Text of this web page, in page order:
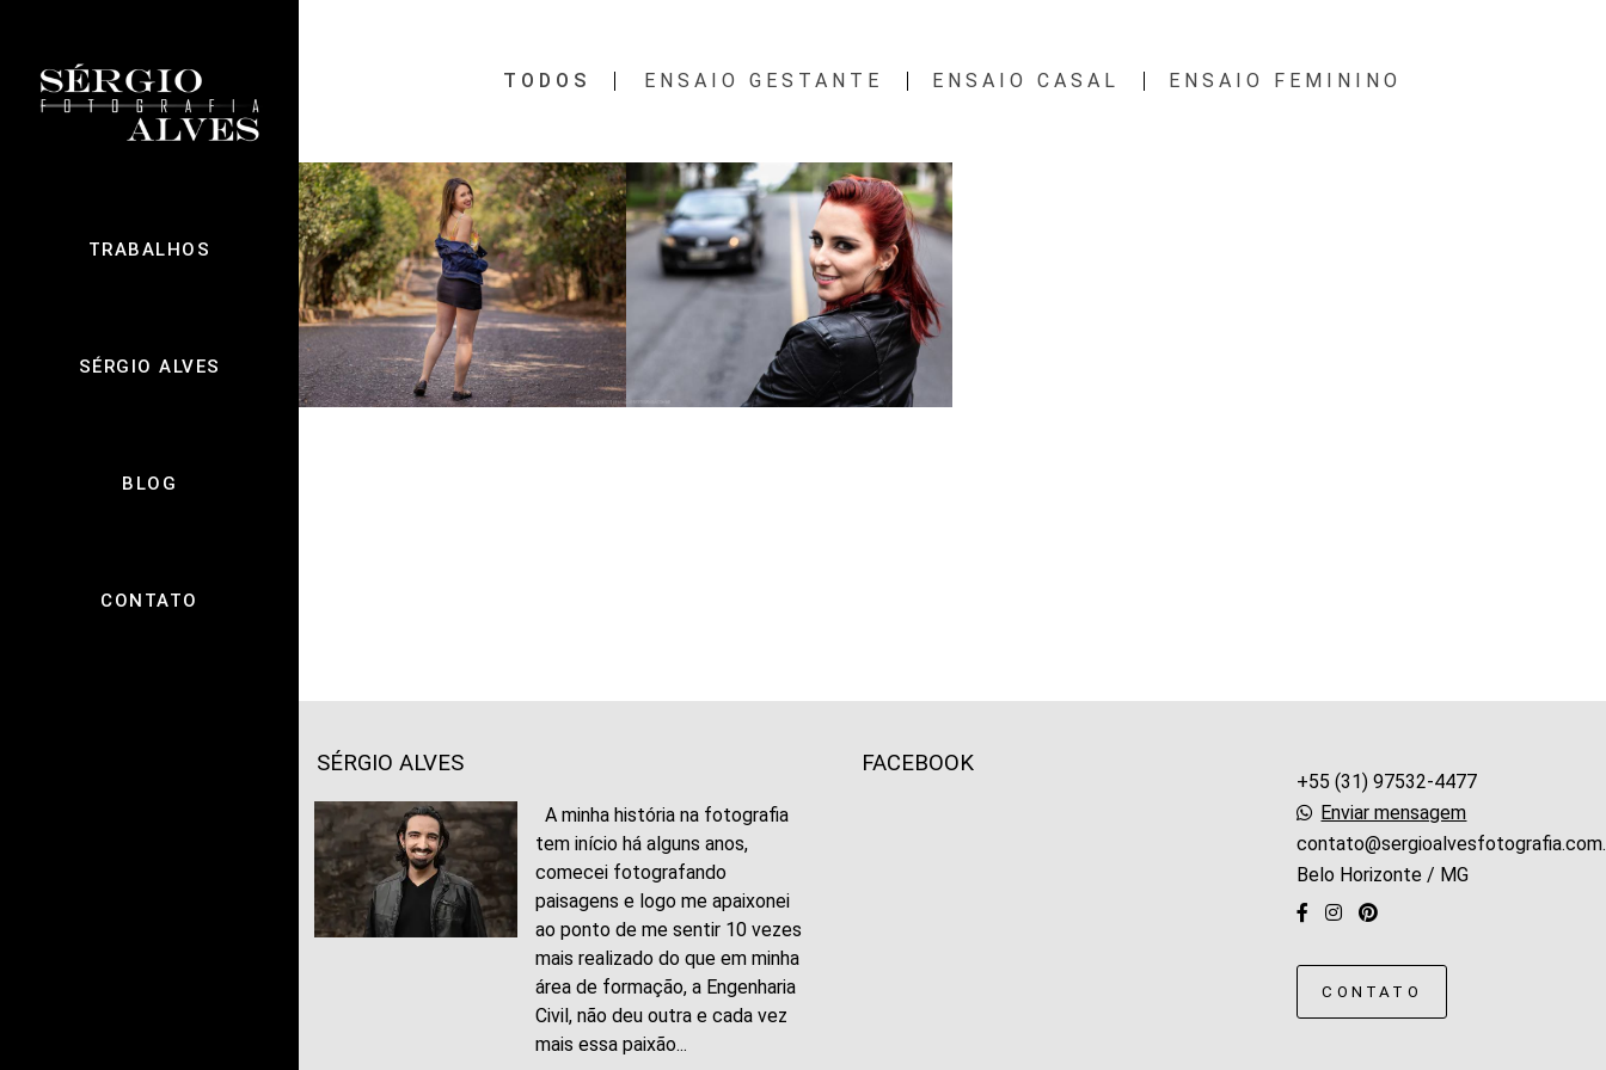
TRABALHOS
SÉRGIO ALVES
BLOG
CONTATO
TODOS ENSAIO GESTANTE ENSAIO CASAL ENSAIO FEMININO
2692 8 3508
SÉRGIO ALVES
A minha história na fotografia
tem início há alguns anos,
comecei fotografando
paisagens e logo me apaixonei
ao ponto de me sentir 10 vezes
mais realizado do que em minha
área de formação, a Engenharia
Civil, não deu outra e cada vez
mais essa paixão...
FACEBOOK
+55 (31) 97532-4477
Enviar mensagem
Belo Horizonte / MG
CONTATO